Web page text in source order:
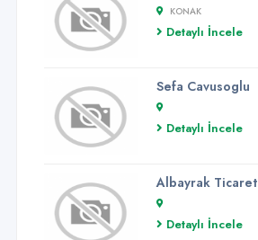
KONAK
Detaylı İncele
Sefa Cavusoglu
Detaylı İncele
Albayrak Ticaret
Detaylı İncele